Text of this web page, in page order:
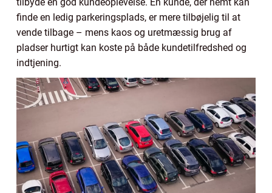
finde en ledig parkeringsplads, er mere tilbøjelig til at
vende tilbage – mens kaos og uretmæssig brug af
pladser hurtigt kan koste på både kundetilfredshed og
indtjening.